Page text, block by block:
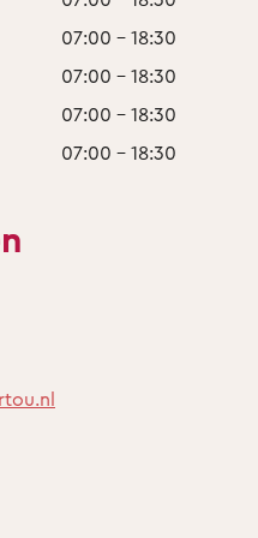
07:00 - 18:30
07:00 - 18:30
07:00 - 18:30
07:00 - 18:30